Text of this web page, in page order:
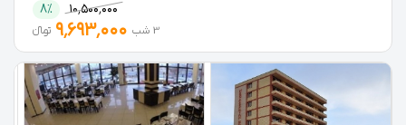
۱۰٬۵۰۰٬۰۰۰ 8%
3 شب ۹٬۶۹۳٬۰۰۰ تومانءءء